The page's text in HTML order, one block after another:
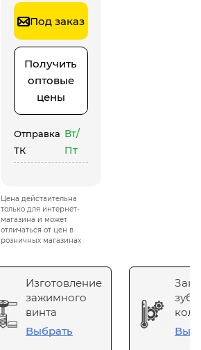
Под заказ
Получить
оптовые
цены
Отправка
ТК
Вт/
Пт
Цена действительна
только для интернет-
магазина и может
отличаться от цен в
розничных магазинах
Изготовление
зажимного
винта
Выбрать